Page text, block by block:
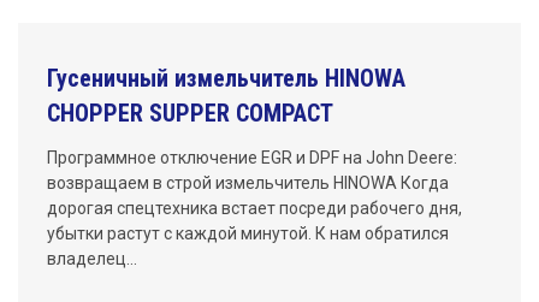
Гусеничный измельчитель HINOWA
CHOPPER SUPPER COMPACT
Программное отключение EGR и DPF на John Deere:
возвращаем в строй измельчитель HINOWA Когда
дорогая спецтехника встает посреди рабочего дня,
убытки растут с каждой минутой. К нам обратился
владелец…